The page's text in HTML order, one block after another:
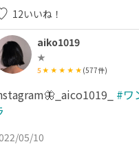
12いいね！
aiko1019
★
5 (577件)
#ワ
05/10